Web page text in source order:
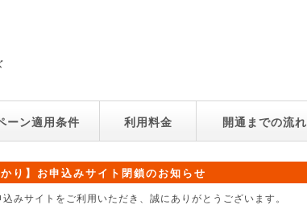
ーン適用条件 利用料金 開通までの流れ
かり】お申込みサイト閉鎖のお知らせ
みサイトをご利用いただき、誠にありがとうございます。